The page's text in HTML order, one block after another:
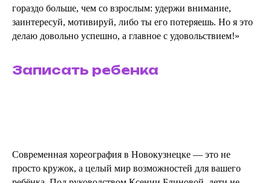
гораздо больше, чем со взрослым: удержи внимание,
заинтересуй, мотивируй, либо ты его потеряешь. Но я это
делаю довольно успешно, а главное с удовольствием!»
Записать ребенка
Современная хореография в Новокузнецке — это не
просто кружок, а целый мир возможностей для вашего